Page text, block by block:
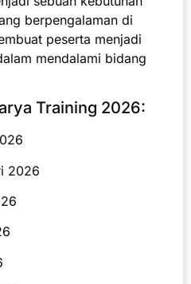
berpengalaman di
peserta menjadi
mendalami bidang
Training 2026:
2026